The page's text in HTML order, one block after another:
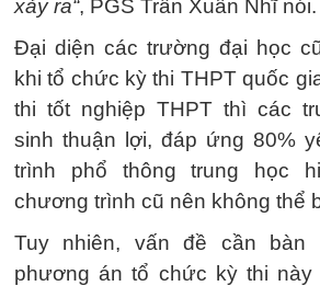
xảy ra“, PGS Trần Xuân Nhĩ nói.
Đại diện các trường đại học
khi tổ chức kỳ thi THPT quốc
thi tốt nghiệp THPT thì các
sinh thuận lợi, đáp ứng 80%
trình phổ thông trung học
chương trình cũ nên không thể
Tuy nhiên, vấn đề cần bàn
phương án tổ chức kỳ thi